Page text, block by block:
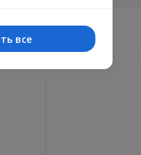
все